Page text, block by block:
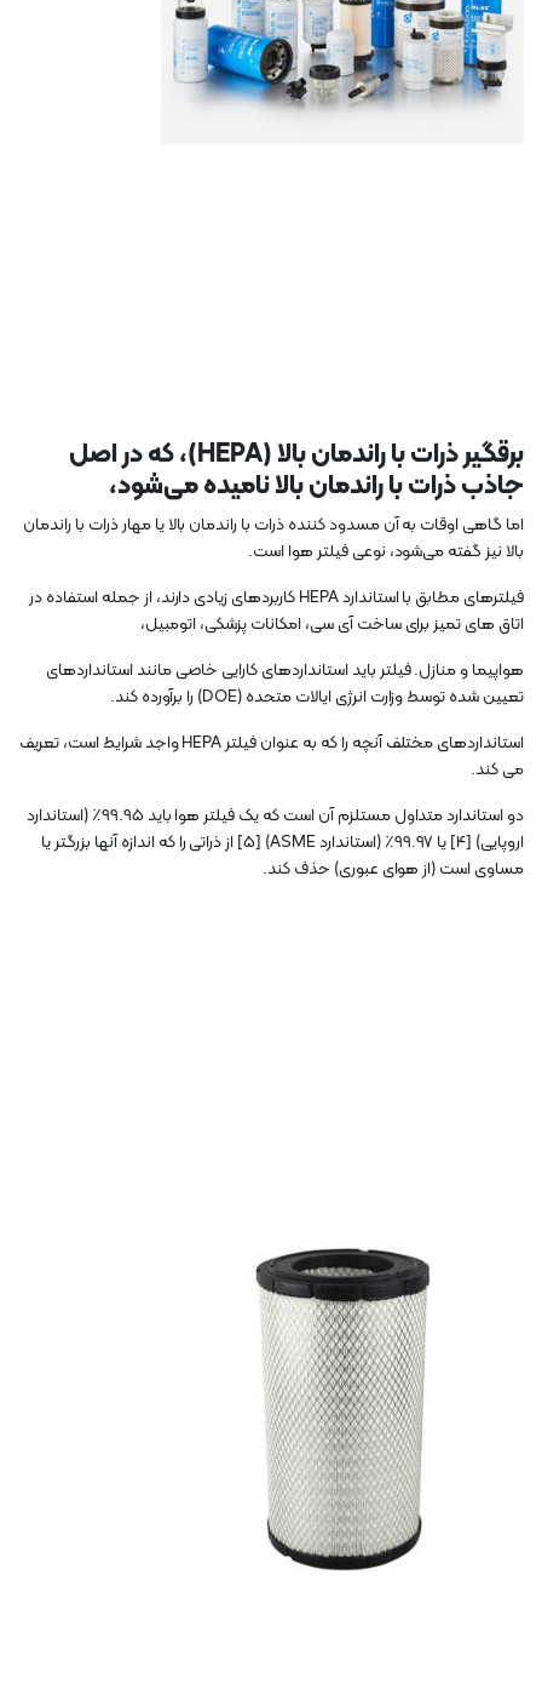
برقگیر ذرات با راندمان بالا (HEPA)، که در اصل
جاذب ذرات با راندمان بالا نامیده می‌شود،
اما گاهی اوقات به آن مسدود کننده ذرات با راندمان بالا یا مهار ذرات با راندمان
بالا نیز گفته می‌شود، نوعی فیلتر هوا است.
فیلترهای مطابق با استاندارد HEPA کاربردهای زیادی دارند، از جمله استفاده در
اتاق های تمیز برای ساخت آی سی، امکانات پزشکی، اتومبیل،
هواپیما و منازل. فیلتر باید استانداردهای کارایی خاصی مانند استانداردهای
تعیین شده توسط وزارت انرژی ایالات متحده (DOE) را برآورده کند.
استانداردهای مختلف آنچه را که به عنوان فیلتر HEPA واجد شرایط است، تعریف
می کند.
دو استاندارد متداول مستلزم آن است که یک فیلتر هوا باید 99.95٪ (استاندارد
اروپایی) [4] یا 99.97٪ (استاندارد ASME) [5] از ذراتی را که اندازه آنها بزرگتر یا
مساوی است (از هوای عبوری) حذف کند.